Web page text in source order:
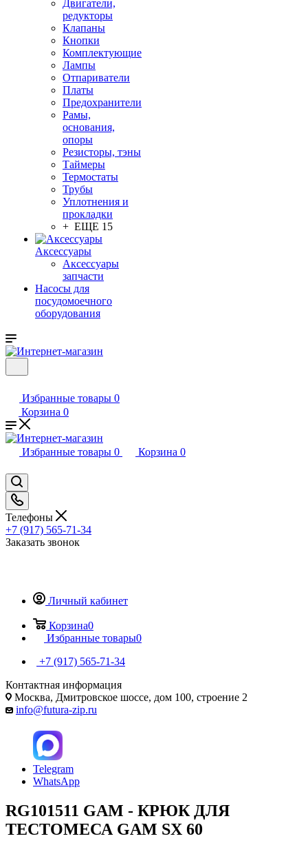
Двигатели,
редукторы
Клапаны
Кнопки
Комплектующие
Лампы
Отпариватели
Платы
Предохранители
Рамы,
основания,
опоры
Резисторы, тэны
Таймеры
Термостаты
Трубы
Уплотнения и
прокладки
+ ЕЩЕ 15
Аксессуары
Аксессуары
запчасти
Насосы для
посудомоечного
оборудования
Избранные товары 0
Корзина 0
Избранные товары 0 Корзина 0
Телефоны
+7 (917) 565-71-34
Заказать звонок
Личный кабинет
Корзина0
Избранные товары0
+7 (917) 565-71-34
Контактная информация
Москва, Дмитровское шоссе, дом 100, строение 2
info@futura-zip.ru
Telegram
WhatsApp
RG101511 GAM - КРЮК ДЛЯ
ТЕСТОМЕСА GAM SX 60